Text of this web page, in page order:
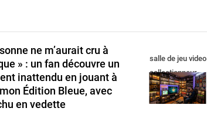
ne m’aurait cru à
» : un fan découvre un
inattendu en jouant à
Édition Bleue, avec
en vedette
salle de jeu video
collectionneur